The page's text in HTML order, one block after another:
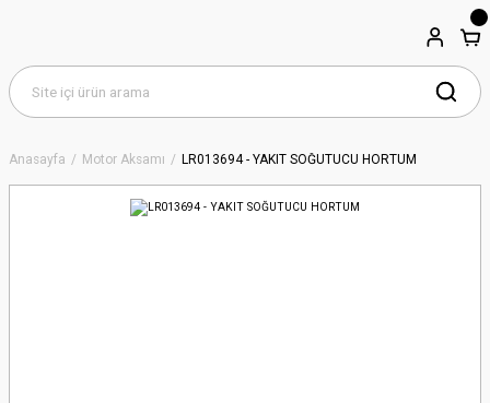
Anasayfa Motor Aksamı LR013694 - YAKIT SOĞUTUCU HORTUM